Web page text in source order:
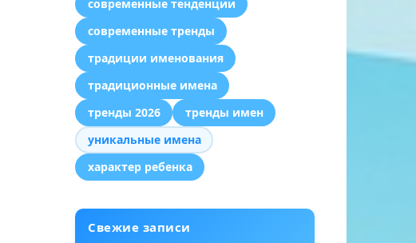
современные тенденции
современные тренды
традиции именования
традиционные имена
тренды 2026
тренды имен
уникальные имена
характер ребенка
Свежие записи